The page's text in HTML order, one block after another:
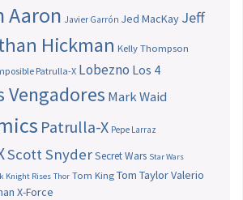
Aaron Javier Garrón Jed MacKay Jeff
Hickman Kelly Thompson
Patrulla-X Lobezno Los 4
Vengadores Mark Waid
Patrulla-X Pepe Larraz
Scott SnyderSecret Wars Star Wars
Knight Rises Thor Tom King Tom TaylorValerio
X-Force